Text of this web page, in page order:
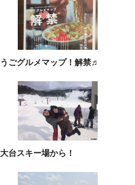
うごグルメマップ！解禁♬
大台スキー場から！